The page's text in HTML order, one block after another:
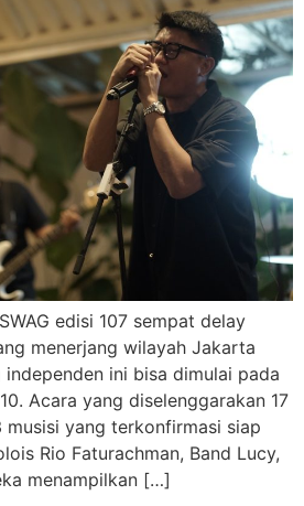
edisi 107 sempat delay
menerjang wilayah Jakarta
ini bisa dimulai pada
Acara yang diselenggarakan 17
yang terkonfirmasi siap
Rio Faturachman, Band Lucy,
menampilkan […]